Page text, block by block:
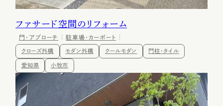
ファサード空間のリフォーム
門・アプローチ 駐車場・カーポート
クローズ外構 モダン外構 クールモダン 門柱・タイル
愛知県 小牧市